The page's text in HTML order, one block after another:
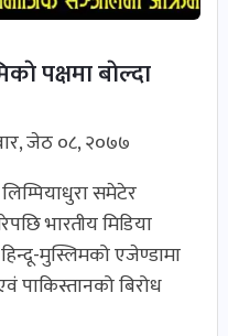
पक्षमा बाेल्दा
जेठ ०८, २०७७
समेटेर
भारतीय मिडिया
मुस्लिमको एजेण्डामा
पाकिस्तानको बिरोध